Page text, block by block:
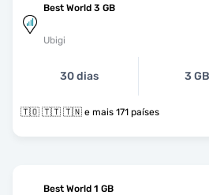
Best World 3 GB
Ubigi
30 dias 3 GB
🇹🇴 🇹🇹 🇹🇳 e mais 171 países
Best World 1 GB